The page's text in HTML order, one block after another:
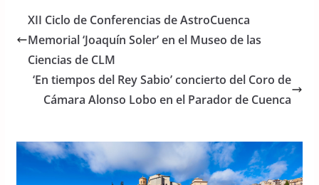
e
b
o
o
k
er s
A
p
p
XII Ciclo de Conferencias de AstroCuenca
Memorial ‘Joaquín Soler’ en el Museo de las
Ciencias de CLM
‘En tiempos del Rey Sabio’ concierto del Coro de
Cámara Alonso Lobo en el Parador de Cuenca